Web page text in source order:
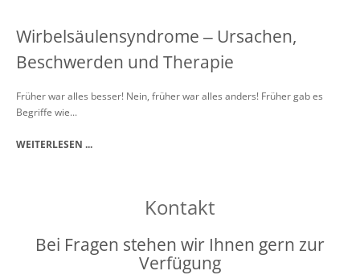
Wirbelsäulensyndrome ‒ Ursachen,
Beschwerden und Therapie
Früher war alles besser! Nein, früher war alles anders! Früher gab es
Begriffe wie...
WEITERLESEN ...
Kontakt
Bei Fragen stehen wir Ihnen gern zur
Verfügung